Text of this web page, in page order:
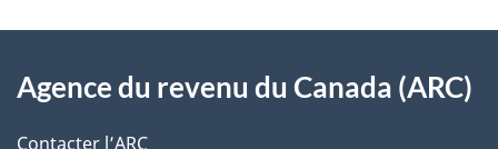
d
u
d
l
st
r
propos
Agence du revenu du Canada (ARC)
Contacter l’ARC